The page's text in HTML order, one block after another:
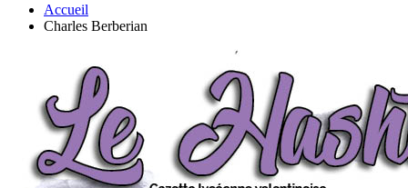
Accueil
Charles Berberian